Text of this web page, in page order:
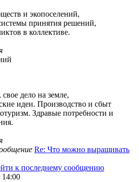
и экопоселений,
принятия решений,
в коллективе.
дело на земле,
идеи. Производство и сбыт
Здравые потребности и
Re: Что можно выращивать
к последнему сообщению
14:00